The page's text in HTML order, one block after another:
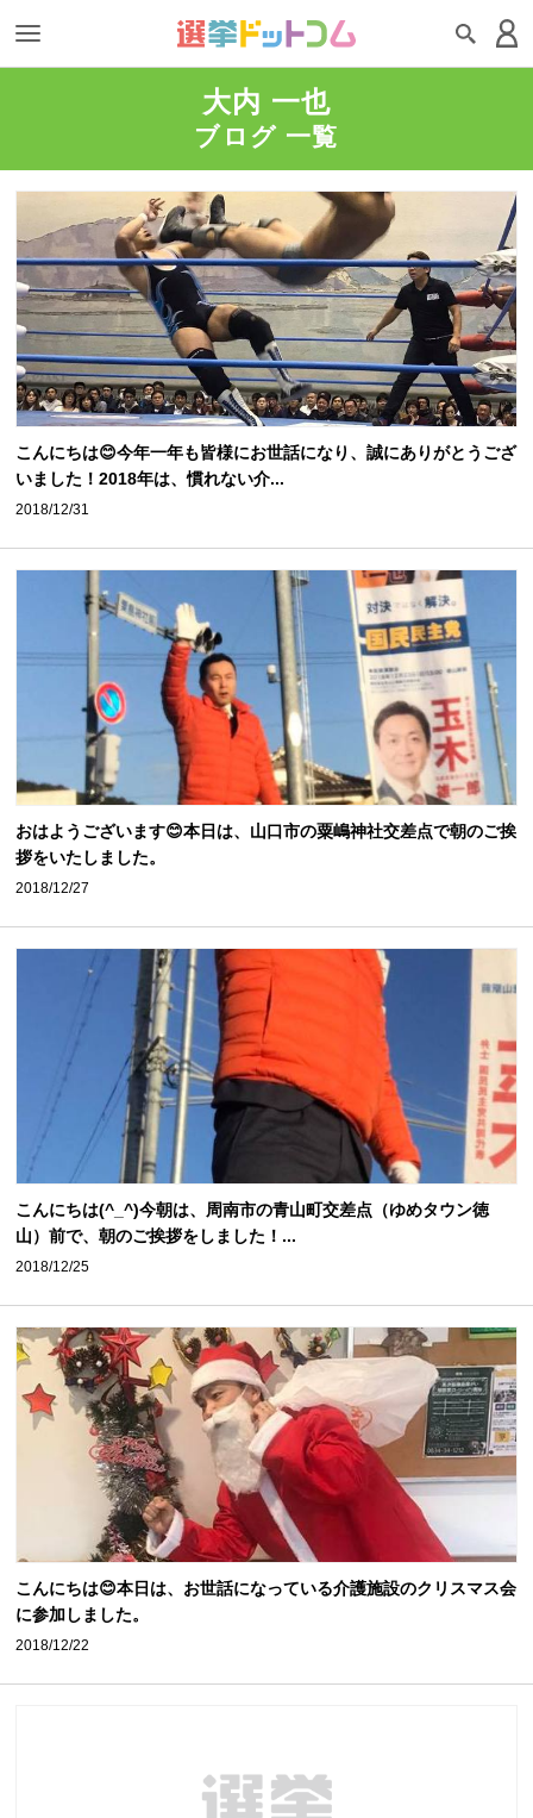
大内 一也
ブログ 一覧
こんにちは😊今年一年も皆様にお世話になり、誠にありがとうござ
いました！2018年は、慣れない介...
2018/12/31
おはようございます😊本日は、山口市の粟嶋神社交差点で朝のご挨
拶をいたしました。
2018/12/27
こんにちは(^_^)今朝は、周南市の青山町交差点（ゆめタウン徳
山）前で、朝のご挨拶をしました！...
2018/12/25
こんにちは😊本日は、お世話になっている介護施設のクリスマス会
に参加しました。
2018/12/22